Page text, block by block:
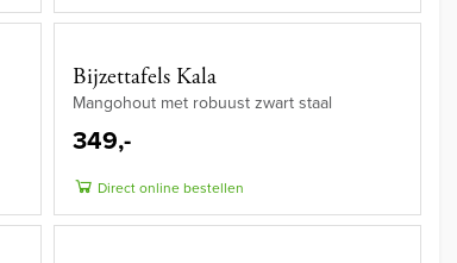
Bijzettafels Kala
Mangohout met robuust zwart staal
349,-
Direct online bestellen